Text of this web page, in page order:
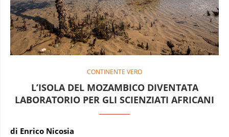
CONTINENTE VERO
L’ISOLA DEL MOZAMBICO DIVENTATA
LABORATORIO PER GLI SCIENZIATI AFRICANI
di Enrico Nicosia